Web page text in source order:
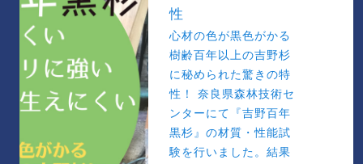
性
心材の色が黒色がかる
樹齢百年以上の吉野杉
に秘められた驚きの特
性！ 奈良県森林技術セ
ンターにて『吉野百年
黒杉』の材質・性能試
験を行いました。結果